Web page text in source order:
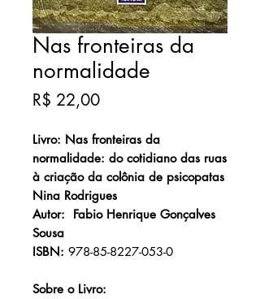
Nas fronteiras da
normalidade
R$ 22,00Preço
Livro: Nas fronteiras da
normalidade: do cotidiano das ruas
à criação da colônia de psicopatas
Nina Rodrigues
Autor: Fabio Henrique Gonçalves
Sousa
ISBN: 978-85-8227-053-0
Sobre o Livro: